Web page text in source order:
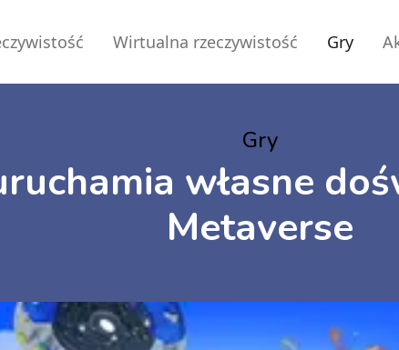
Wirtualna rzeczywistość Gry
Gry
własne
Metaverse